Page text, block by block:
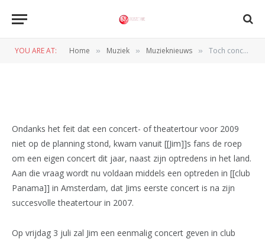
YOU ARE AT: Home » Muziek » Muzieknieuws » Toch concert van Jim in 2009
Ondanks het feit dat een concert- of theatertour voor 2009
niet op de planning stond, kwam vanuit [[Jim]]s fans de roep
om een eigen concert dit jaar, naast zijn optredens in het land.
Aan die vraag wordt nu voldaan middels een optreden in [[club
Panama]] in Amsterdam, dat Jims eerste concert is na zijn
succesvolle theatertour in 2007.
Op vrijdag 3 juli zal Jim een eenmalig concert geven in club